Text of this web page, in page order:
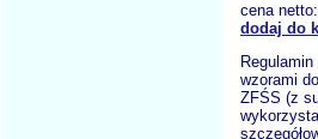
cena netto:
dodaj do
wzorami
ZFŚS (z